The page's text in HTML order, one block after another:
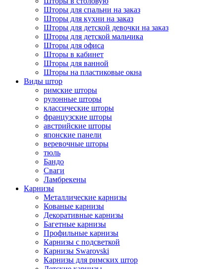
Шторы для спальни на заказ
Шторы для кухни на заказ
Шторы для детской девочки на заказ
Шторы для детской мальчика
Шторы для офиса
Шторы в кабинет
Шторы для ванной
Шторы на пластиковые окна
Виды штор
римские шторы
рулонные шторы
классические шторы
французские шторы
австрийские шторы
японские панели
веревочные шторы
тюль
Бандо
Сваги
Ламбрекены
Карнизы
Металлические карнизы
Кованые карнизы
Декоративные карнизы
Багетные карнизы
Профильные карнизы
Карнизы с подсветкой
Карнизы Swarovski
Карнизы для римских штор